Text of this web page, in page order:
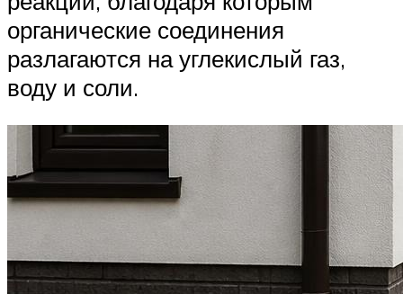
органические соединения
разлагаются на углекислый газ,
воду и соли.